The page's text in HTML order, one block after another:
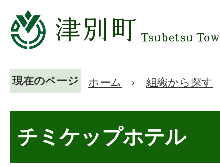
現在のページ ホーム 組織から探す
チミケップホテル